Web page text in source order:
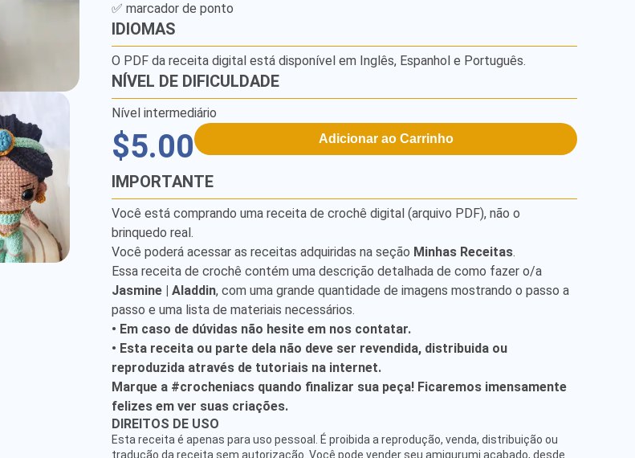
✅ marcador de ponto
IDIOMAS
O PDF da receita digital está disponível em Inglês, Espanhol e Português.
NÍVEL DE DIFICULDADE
Nível intermediário
$5.00 Adicionar ao Carrinho
IMPORTANTE
Você está comprando uma receita de crochê digital (arquivo PDF), não o
brinquedo real.
Você poderá acessar as receitas adquiridas na seção Minhas Receitas.
Essa receita de crochê contém uma descrição detalhada de como fazer o/a
Jasmine | Aladdin, com uma grande quantidade de imagens mostrando o passo a
passo e uma lista de materiais necessários.
• Em caso de dúvidas não hesite em nos contatar.
• Esta receita ou parte dela não deve ser revendida, distribuida ou
reproduzida através de tutoriais na internet.
Marque a #crocheniacs quando finalizar sua peça! Ficaremos imensamente
felizes em ver suas criações.
DIREITOS DE USO
Esta receita é apenas para uso pessoal. É proibida a reprodução, venda, distribuição ou
tradução da receita sem autorização. Você pode vender seu amigurumi acabado, desde
ATENDIMENTO
hello@crocheniacs.com
SIGA NOSSOS CANAIS